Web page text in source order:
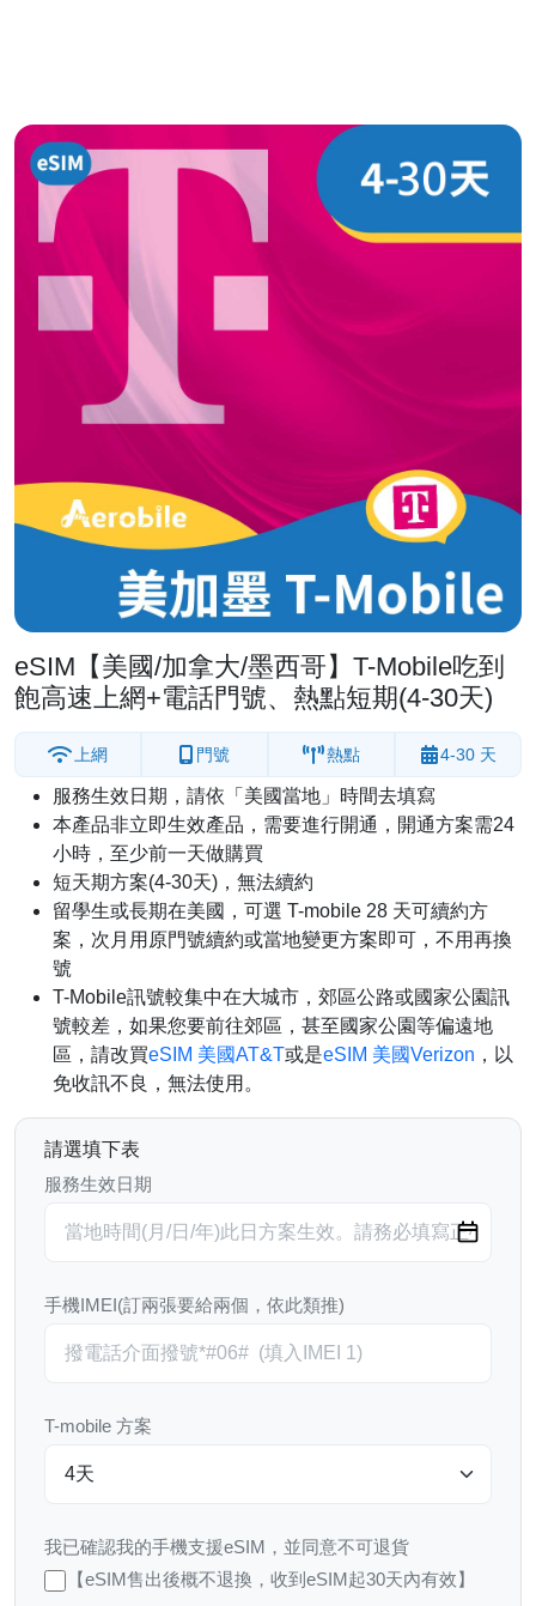
eSIM【美國/加拿大/墨西哥】T-Mobile吃到
飽高速上網+電話門號、熱點短期(4-30天)
上網 門號 熱點 4-30 天
服務生效日期，請依「美國當地」時間去填寫
本產品非立即生效產品，需要進行開通，開通方案需24
小時，至少前一天做購買
短天期方案(4-30天)，無法續約
留學生或長期在美國，可選 T-mobile 28 天可續約方
案，次月用原門號續約或當地變更方案即可，不用再換
號
T-Mobile訊號較集中在大城市，郊區公路或國家公園訊
號較差，如果您要前往郊區，甚至國家公園等偏遠地
區，請改買eSIM 美國AT&T或是eSIM 美國Verizon ，以
免收訊不良，無法使用。
請選填下表
服務生效日期
手機IMEI(訂兩張要給兩個，依此類推)
T-mobile 方案
我已確認我的手機支援eSIM，並同意不可退貨
【eSIM售出後概不退換，收到eSIM起30天內有效】